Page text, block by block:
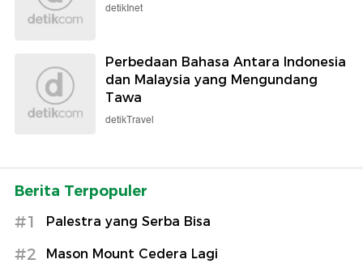
detikInet
Perbedaan Bahasa Antara Indonesia
dan Malaysia yang Mengundang
Tawa
detikTravel
Berita Terpopuler
#1 Palestra yang Serba Bisa
#2 Mason Mount Cedera Lagi